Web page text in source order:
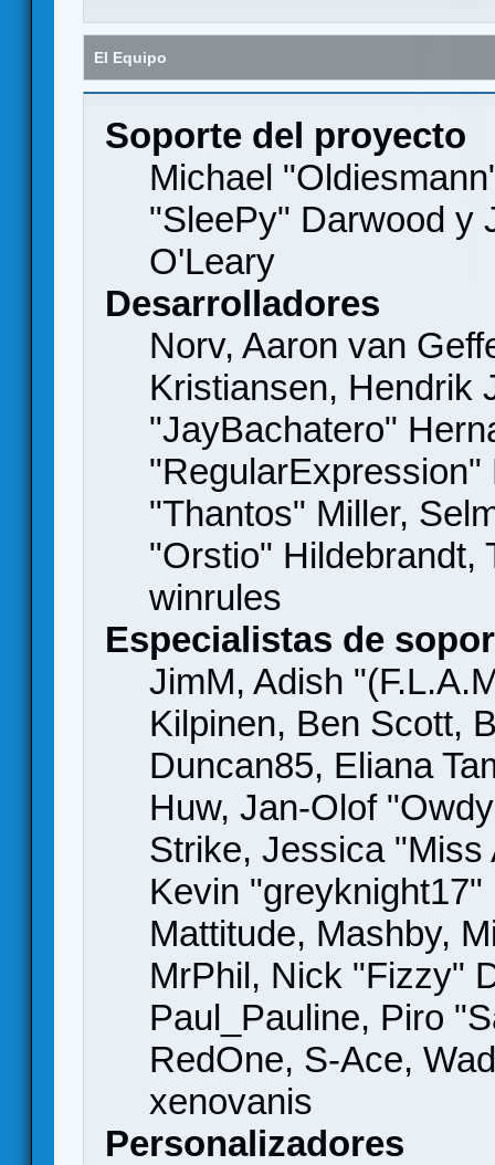
El Equipo
Soporte del proyecto
Michael
"SleePy" Darwood y
O'Leary
Desarrolladores
Norv, Aaron van
Kristiansen, Hendrik
"JayBachatero"
"Thantos" Miller,
"Orstio" Hildebrandt,
winrules
Especialistas de
JimM, Adish
Kilpinen, Ben Scott,
Duncan85, Eliana
Huw, Jan-Olof
Strike, Jessica
Kevin
Mattitude, Mashby,
MrPhil, Nick "Fizzy"
Paul_Pauline, Piro
RedOne, S-Ace,
xenovanis
Personalizadores